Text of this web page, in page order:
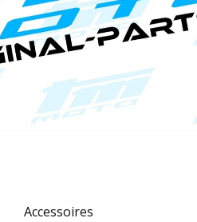
Accessoires